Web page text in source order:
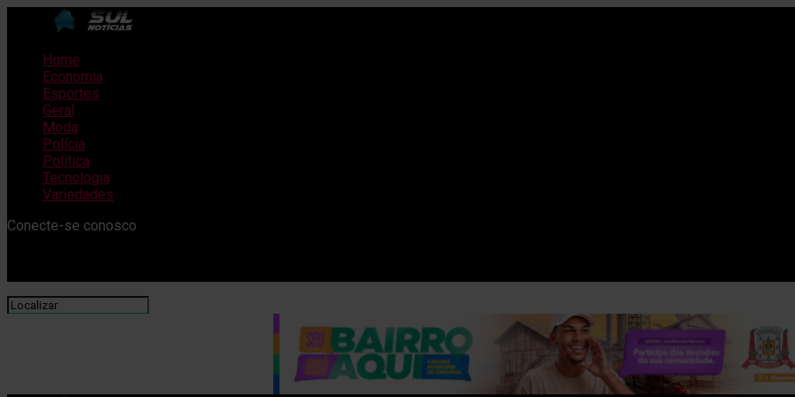
Home
Economia
Esportes
Geral
Moda
Polícia
Política
Tecnologia
Variedades
Conecte-se conosco